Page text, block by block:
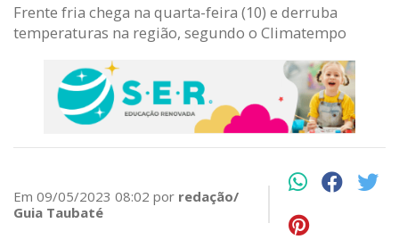
Frente fria chega na quarta-feira (10) e derruba
temperaturas na região, segundo o Climatempo
Em 09/05/2023 08:02 por redação/
Guia Taubaté